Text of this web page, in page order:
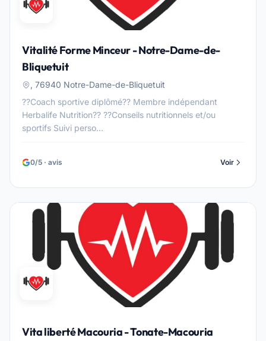
Vitalité Forme Minceur - Notre-Dame-de-
Bliquetuit
, 76940 Notre-Dame-de-Bliquetuit
??Coach sportive diplômé?? Membre indépendant
Herbalife Nutrition?? ??Conseils nutritionnels et/ou
sportifs Suivi perso...
0/5 · avis Voir
Vita liberté Macouria - Tonate-Macouria